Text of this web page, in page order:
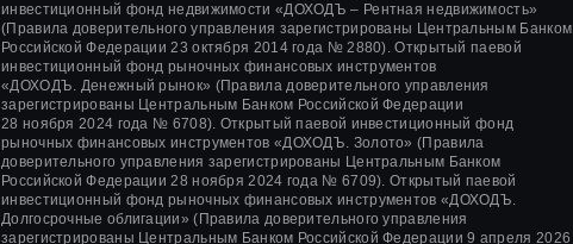
инвестиционный фонд недвижимости «ДОХОДЪ – Рентная недвижимость»
(Правила доверительного управления зарегистрированы Центральным Банком
Российской Федерации23 октября 2014 года № 2880). Открытый паевой
инвестиционный фонд рыночных финансовых инструментов
«ДОХОДЪ. Денежный рынок» (Правила доверительного управления
зарегистрированы Центральным Банком Российской Федерации
28 ноября 2024 года № 6708). Открытый паевой инвестиционный фонд
рыночных финансовых инструментов «ДОХОДЪ. Золото» (Правила
доверительного управления зарегистрированы Центральным Банком
Российской Федерации28 ноября 2024 года № 6709). Открытый паевой
инвестиционный фонд рыночных финансовых инструментов «ДОХОДЪ.
Долгосрочные облигации» (Правила доверительного управления
зарегистрированы Центральным Банком Российской Федерации 9 апреля 2026